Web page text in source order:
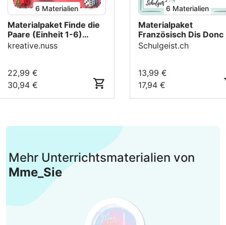
6 Materialien
Materialpaket Finde die
Paare (Einheit 1-6)
Französisch (Spiele)
kreative.nuss
22,99 €
30,94 €
6 Materialien
Materialpaket
Französisch Dis Donc
Leiterlispiele (plus)
Schulgeist.ch
13,99 €
17,94 €
Mehr Unterrichtsmaterialien von
Mme_Sie